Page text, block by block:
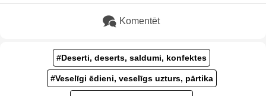
Komentēt
#Deserti, deserts, saldumi, konfektes
#Veselīgi ēdieni, veselīgs uzturs, pārtika